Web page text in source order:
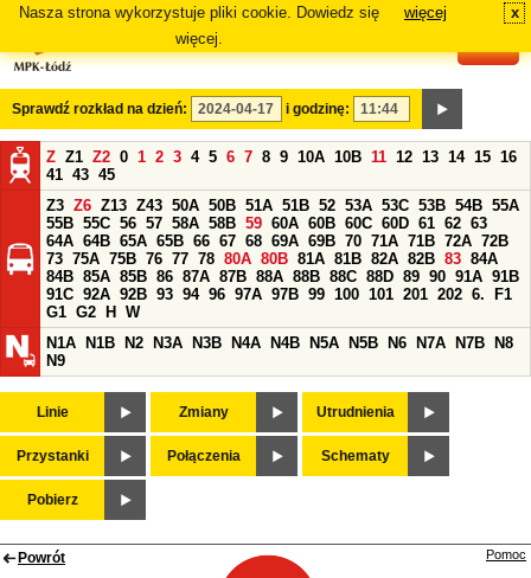
Nasza strona wykorzystuje pliki cookie. Dowiedz się
więcej.
więcej x
Sprawdź rozkład na dzień: i godzinę:
Z Z1 Z2 0 1 2 3 4 5 6 7 8 9 10A 10B 11 12 13 14 15 16
41 43 45
Z3 Z6 Z13 Z43 50A 50B 51A 51B 52 53A 53C 53B 54B 55A
55B 55C 56 57 58A 58B 59 60A 60B 60C 60D 61 62 63
64A 64B 65A 65B 66 67 68 69A 69B 70 71A 71B 72A 72B
73 75A 75B 76 77 78 80A 80B 81A 81B 82A 82B 83 84A
84B 85A 85B 86 87A 87B 88A 88B 88C 88D 89 90 91A 91B
91C 92A 92B 93 94 96 97A 97B 99 100 101 201 202 6.
F1
G1 G2 H
W
N1A
N1B N2 N3A N3B N4A N4B N5A N5B N6 N7A N7B
N8
N9
Linie Zmiany Utrudnienia
Przystanki Połączenia Schematy
Pobierz
Powrót Pomoc